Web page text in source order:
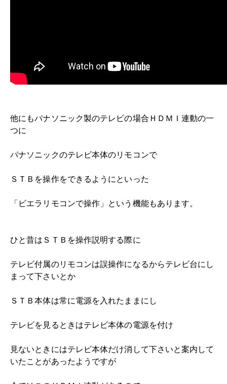
他にもパナソニック製のテレビの場合ＨＤＭＩ連動の一
つに
パナソニックのテレビ本体のリモコンで
ＳＴＢを操作をできるようにといった
「ビエラリモコンで操作」という機能もあります。
ひと昔はＳＴＢを操作説明する際に
テレビ付属のリモコンは誤操作になるからテレビ台にし
まって下さいとか
ＳＴＢ本体は常に電源を入れたままにし
テレビを見るときはテレビ本体の電源を付け
見ないときにはテレビ本体だけ消して下さいと案内して
いたことがあったようですが